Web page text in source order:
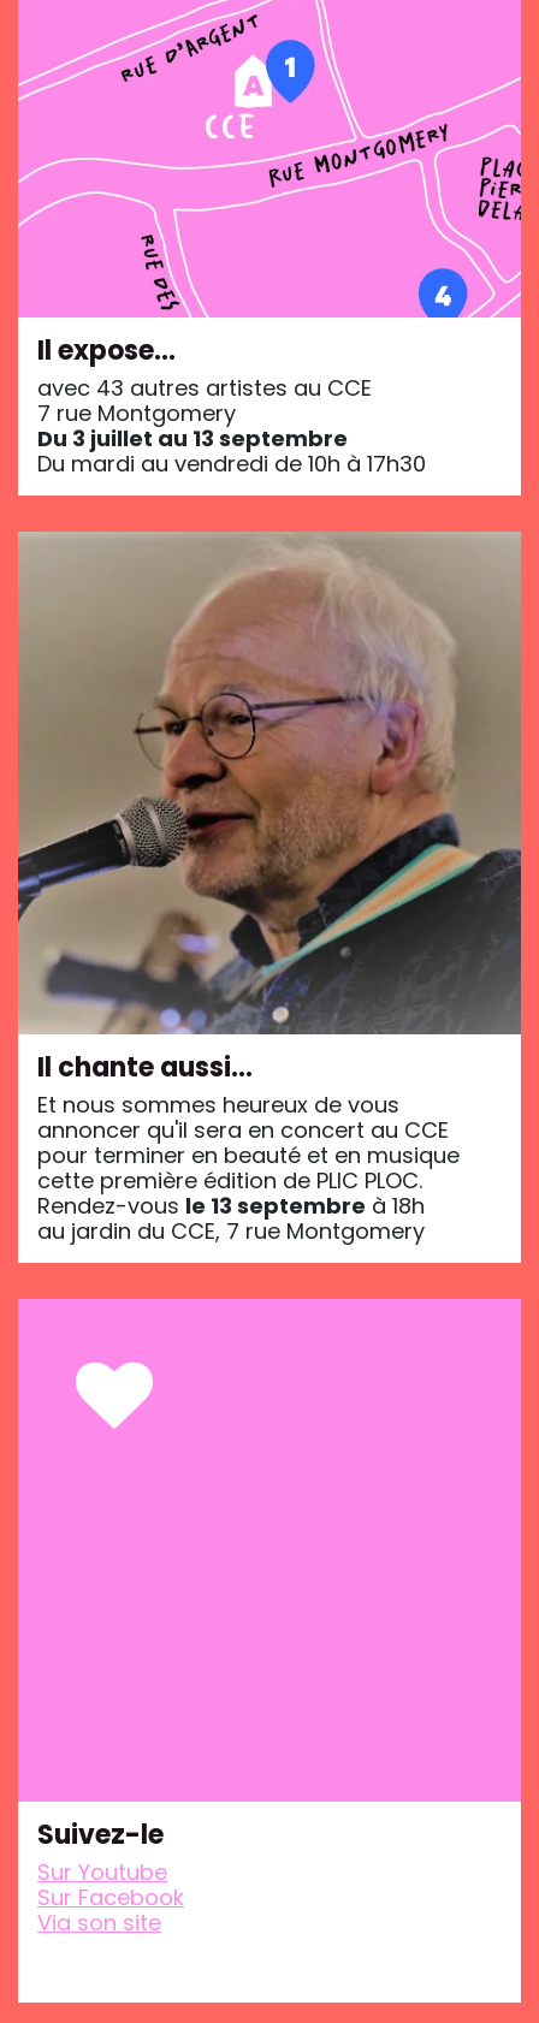
Il expose…
avec 43 autres artistes au CCE
7 rue Montgomery
Du 3 juillet au 13 septembre
Du mardi au vendredi de 10h à 17h30
Il chante aussi…
Et nous sommes heureux de vous
annoncer qu'il sera en concert au CCE
pour terminer en beauté et en musique
cette première édition de PLIC PLOC.
Rendez-vous le 13 septembre à 18h
au jardin du CCE, 7 rue Montgomery
Suivez-le
Sur Youtube
Sur Facebook
Via son site